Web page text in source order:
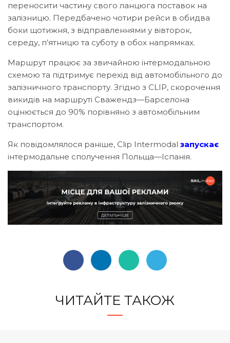
переносити частину свого ланцюга поставок на
залізницю. Передбачено чотири рейси в обидва
боки щотижня, з відправленнями у вівторок,
середу, п’ятницю та суботу в обох напрямках.
Маршрут працює за звичайною інтермодальною
схемою та підтримує перехід від автомобільного до
залізничного транспорту. Згідно з CLIP, скорочення
викидів на маршруті Сважендз—Барселона
оцінюється до 90% порівняно з автомобільним
транспортом.
Як повідомлялося раніше, Clip Intermodal запускає
інтермодальне сполучення Польща—Іспанія.
ЧИТАЙТЕ ТАКОЖ